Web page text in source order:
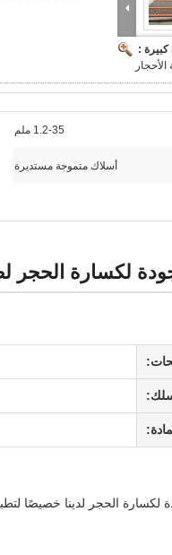
:
1.2-35 ملم
أسلاك متموجة مستديرة
لكسارة الحجر
الحجر لدينا خصيصًا